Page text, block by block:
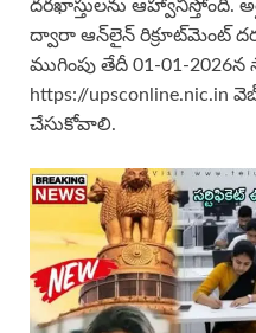
దరఖాస్తులను ఆహ్వానిస్తోంది.
ద్వారా ఆన్‌లైన్ రిక్రూట్‌మెంట్
ముగింపు తేదీ 01-01-
https://upsconline.nic.in
చేసుకోవాలి.